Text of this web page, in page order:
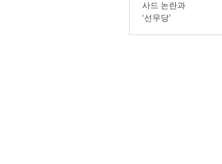
사드 논란과
‘선무당’